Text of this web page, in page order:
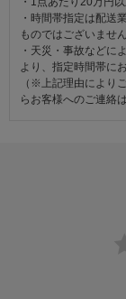
・時間帯指定は配送
ものではございませ
・天災・事故などに
より、指定時間帯に
（※上記理由により
らお客様へのご連絡